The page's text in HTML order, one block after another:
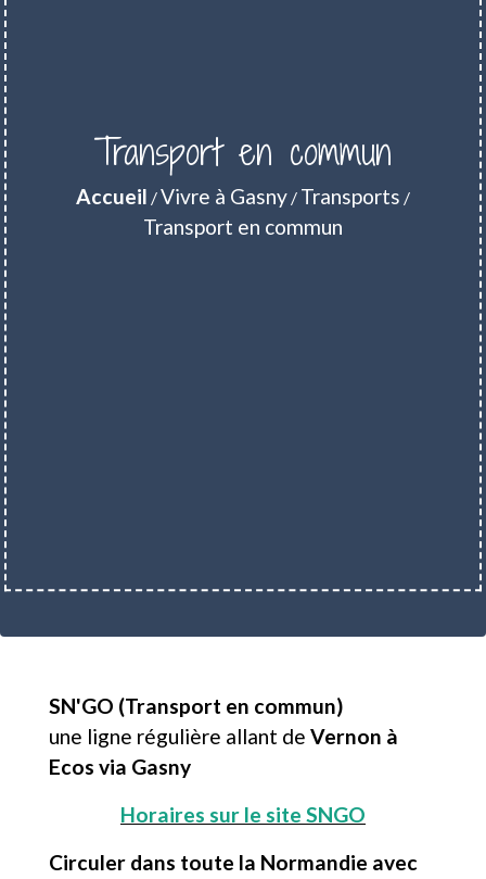
Transport en commun
Accueil /Vivre à Gasny / Transports /
Transport en commun
SN'GO (Transport en commun)
une ligne régulière allant de Vernon à
Ecos via Gasny
Horaires sur le site SNGO
Circuler dans toute la Normandie avec